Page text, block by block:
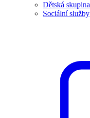
Dětská skupina
Sociální služby